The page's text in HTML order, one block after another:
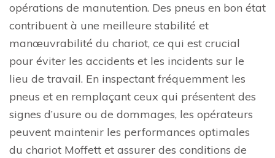
opérations de manutention. Des pneus en bon état
contribuent à une meilleure stabilité et
manœuvrabilité du chariot, ce qui est crucial
pour éviter les accidents et les incidents sur le
lieu de travail. En inspectant fréquemment les
pneus et en remplaçant ceux qui présentent des
signes d’usure ou de dommages, les opérateurs
peuvent maintenir les performances optimales
du chariot Moffett et assurer des conditions de